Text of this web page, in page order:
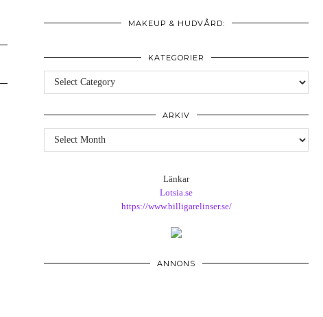
MAKEUP & HUDVÅRD:
KATEGORIER
Kategorier
ARKIV
Arkiv
Länkar
Lotsia.se
https://www.billigarelinser.se/
ANNONS